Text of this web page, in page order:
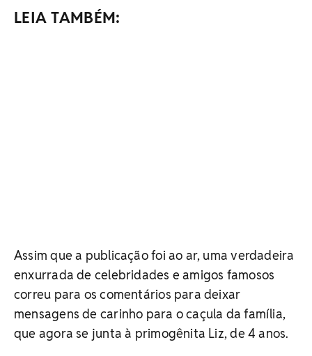
LEIA TAMBÉM:
Assim que a publicação foi ao ar, uma verdadeira
enxurrada de celebridades e amigos famosos
correu para os comentários para deixar
mensagens de carinho para o caçula da família,
que agora se junta à primogênita Liz, de 4 anos.